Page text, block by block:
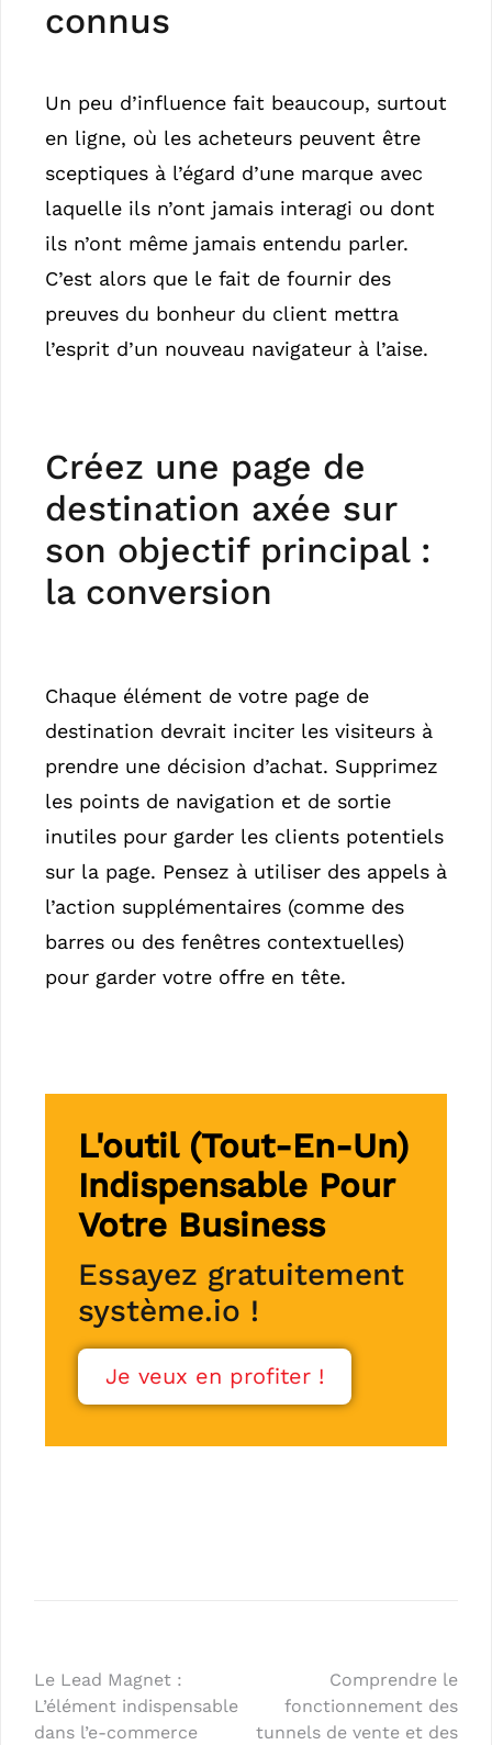
connus
Un peu d’influence fait beaucoup, surtout
en ligne, où les acheteurs peuvent être
sceptiques à l’égard d’une marque avec
laquelle ils n’ont jamais interagi ou dont
ils n’ont même jamais entendu parler.
C’est alors que le fait de fournir des
preuves du bonheur du client mettra
l’esprit d’un nouveau navigateur à l’aise.
Créez une page de
destination axée sur
son objectif principal :
la conversion
Chaque élément de votre page de
destination devrait inciter les visiteurs à
prendre une décision d’achat. Supprimez
les points de navigation et de sortie
inutiles pour garder les clients potentiels
sur la page. Pensez à utiliser des appels à
l’action supplémentaires (comme des
barres ou des fenêtres contextuelles)
pour garder votre offre en tête.
L'outil (tout-En-Un)
Indispensable Pour
Votre Business
Essayez gratuitement
système.io !
Je veux en profiter !
Le Lead Magnet :
L’élément indispensable
dans l’e-commerce
Comprendre le
fonctionnement des
tunnels de vente et des